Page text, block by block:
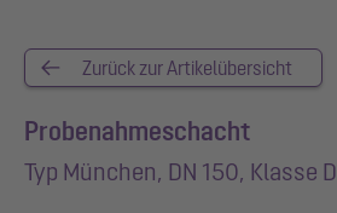
Zurück zur Artikelübersicht
Probenahmeschacht
Typ München, DN 150, Klasse D